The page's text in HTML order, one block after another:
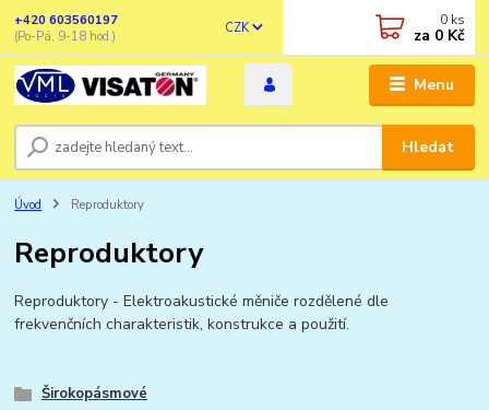
Menu
CZK
Hledat
+420 603560197
(Po-Pá, 9-18 hod.)
0 ks
za 0 Kč
Úvod Reproduktory
Reproduktory
Reproduktory - Elektroakustické měniče rozdělené dle
frekvenčních charakteristik, konstrukce a použití.
Širokopásmové